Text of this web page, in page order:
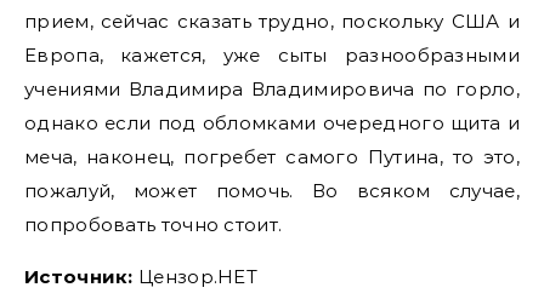
прием, сейчас сказать трудно, поскольку США и
Европа, кажется, уже сыты разнообразными
учениями Владимира Владимировича по горло,
однако если под обломками очередного щита и
меча, наконец, погребет самого Путина, то это,
пожалуй, может помочь. Во всяком случае,
попробовать точно стоит.
Источник: Цензор.НЕТ